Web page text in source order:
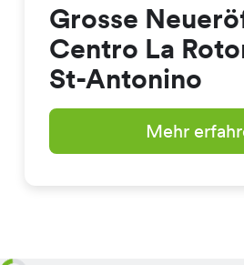
Grosse
Centro La
St-Antonino
Mehr